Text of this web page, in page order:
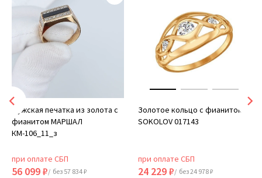
Мужская печатка из золота с
фианитом МАРШАЛ
КМ-106_11_з
при оплате СБП
56 099 ₽/ без 57 834 ₽
Золотое кольцо с фианитом
SOKOLOV 017143
при оплате СБП
24 229 ₽/ без 24 978 ₽